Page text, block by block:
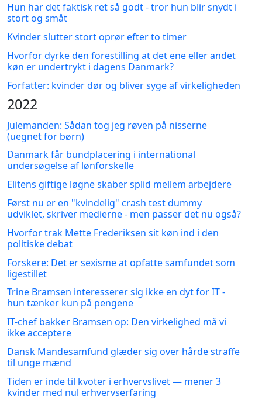
Hun har det faktisk ret så godt - tror hun blir snydt i
stort og småt
Kvinder slutter stort oprør efter to timer
Hvorfor dyrke den forestilling at det ene eller andet
køn er undertrykt i dagens Danmark?
Forfatter: kvinder dør og bliver syge af virkeligheden
2022
Julemanden: Sådan tog jeg røven på nisserne
(uegnet for børn)
Danmark får bundplacering i international
undersøgelse af lønforskelle
Elitens giftige løgne skaber splid mellem arbejdere
Først nu er en "kvindelig" crash test dummy
udviklet, skriver medierne - men passer det nu også?
Hvorfor trak Mette Frederiksen sit køn ind i den
politiske debat
Forskere: Det er sexisme at opfatte samfundet som
ligestillet
Trine Bramsen interesserer sig ikke en dyt for IT -
hun tænker kun på pengene
IT-chef bakker Bramsen op: Den virkelighed må vi
ikke acceptere
Dansk Mandesamfund glæder sig over hårde straffe
til unge mænd
Tiden er inde til kvoter i erhvervslivet — mener 3
kvinder med nul erhvervserfaring